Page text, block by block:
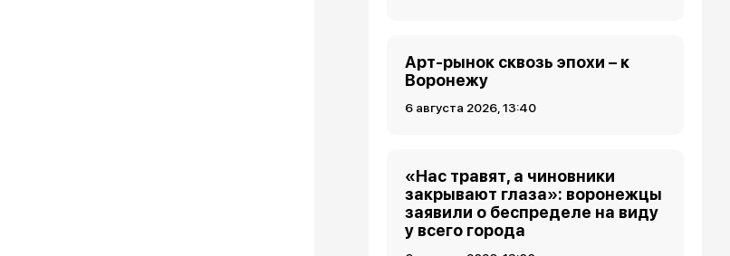
Арт-рынок сквозь эпохи – к
Воронежу
6 августа 2026, 13:40
«Нас травят, а чиновники
закрывают глаза»: воронежцы
заявили о беспределе на виду
у всего города